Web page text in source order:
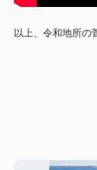
以上、令和地所の